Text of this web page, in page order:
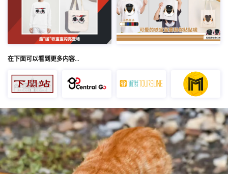
在下面可以看到更多内容…